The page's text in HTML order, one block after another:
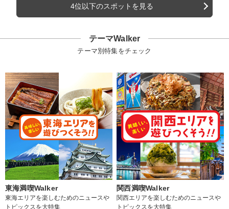
4位以下のスポットを見る
テーマWalker
テーマ別特集をチェック
東海満喫Walker
東海エリアを楽しむためのニュースや
トピックスを大特集
関西満喫Walker
関西エリアを楽しむためのニュースや
トピックスを大特集